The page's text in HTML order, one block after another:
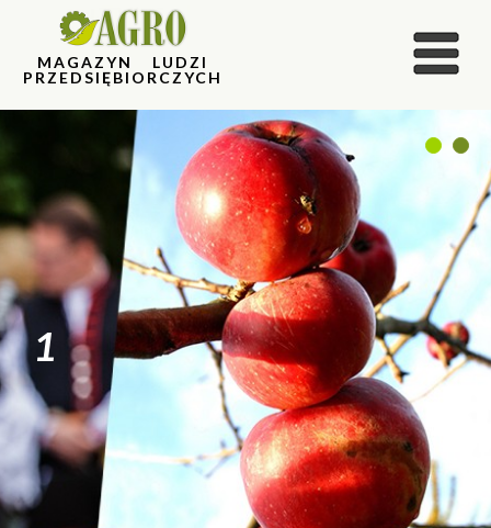
MAGAZYN LUDZI
PRZEDSIĘBIORCZYCH
1
2
1 2